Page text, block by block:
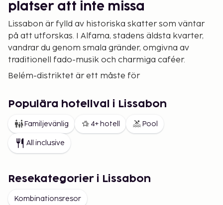
platser att inte missa
Lissabon är fylld av historiska skatter som väntar
på att utforskas. I Alfama, stadens äldsta kvarter,
vandrar du genom smala gränder, omgivna av
traditionell fado-musik och charmiga caféer.
Belém-distriktet är ett måste för
Belémtornet och Jerónimosklostret, båda UNESCO-
världsarv. Glöm inte att besöka Praça do Comércio,
en storslagen plats som öppnar upp mot floden,
och Santa Justa-hissen, där du får en fantastisk
utsikt över stadens centrala delar.
Lissabon
Lissabons många miradouros, eller utsiktsplatser,
Populära hotellval i Lissabon
Familjevänlig 4+ hotell Pool
All inclusive
Resekategorier i Lissabon
Kombinationsresor